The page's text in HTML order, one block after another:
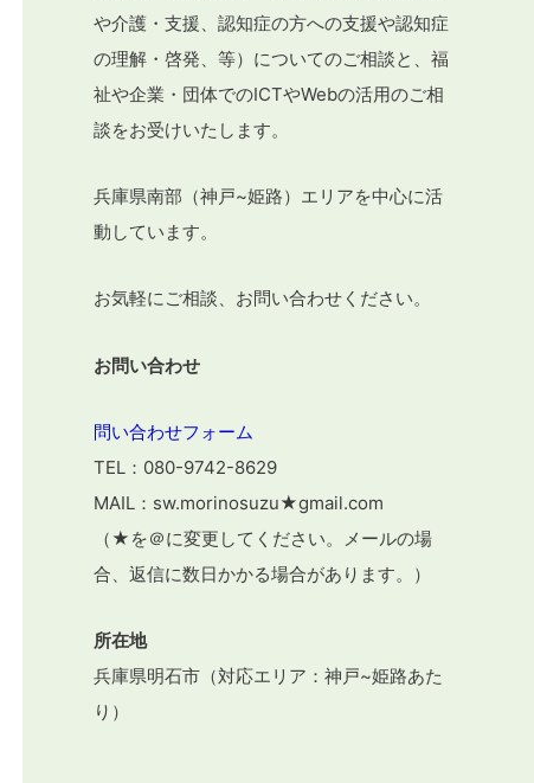
や介護・支援、認知症の方への支援や認知症
の理解・啓発、等）についてのご相談と、福
祉や企業・団体でのICTやWebの活用のご相
談をお受けいたします。
兵庫県南部（神戸~姫路）エリアを中心に活
動しています。
お気軽にご相談、お問い合わせください。
お問い合わせ
問い合わせフォーム
TEL：080-9742-8629
MAIL：sw.morinosuzu★gmail.com
（★を＠に変更してください。メールの場
合、返信に数日かかる場合があります。）
所在地
兵庫県明石市（対応エリア：神戸~姫路あた
り）